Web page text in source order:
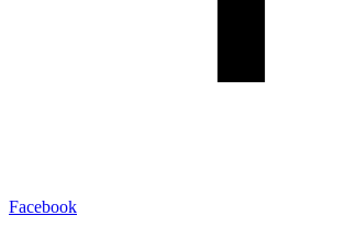
Facebook